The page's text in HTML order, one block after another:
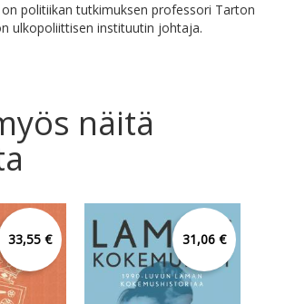
politiikan tutkimuksen professori Tarton
ulkopoliittisen instituutin johtaja.
näitä
33,55 € 31,06 €